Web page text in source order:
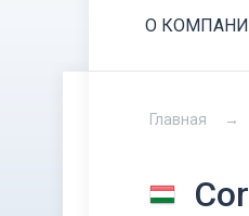
О
Главная